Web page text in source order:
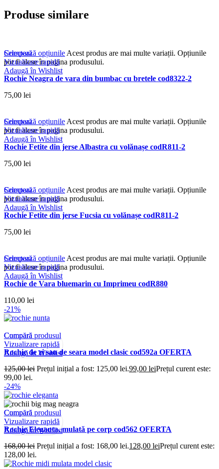
Produse similare
Compară
Vizualizare rapidă
Adaugă în Wishlist
Selectează opțiunile Acest produs are mai multe variații. Opțiunile
pot fi alese în pagina produsului.
Rochie Neagra de vara din bumbac cu bretele cod8322-2
75,00 lei
Compară
Vizualizare rapidă
Adaugă în Wishlist
Selectează opțiunile Acest produs are mai multe variații. Opțiunile
pot fi alese în pagina produsului.
Rochie Fetite din jerse Albastra cu volănașe codR811-2
75,00 lei
Compară
Vizualizare rapidă
Adaugă în Wishlist
Selectează opțiunile Acest produs are mai multe variații. Opțiunile
pot fi alese în pagina produsului.
Rochie Fetite din jerse Fucsia cu volănașe codR811-2
75,00 lei
Compară
Vizualizare rapidă
Adaugă în Wishlist
Selectează opțiunile Acest produs are mai multe variații. Opțiunile
pot fi alese în pagina produsului.
Rochie de Vara bluemarin cu Imprimeu codR880
110,00 lei
-21%
Compară
Vizualizare rapidă
Adaugă în Wishlist
Cumpără produsul
Rochie de zi sau de seara model clasic cod592a OFERTA
125,00lei Prețul inițial a fost: 125,00 lei.99,00 leiPrețul curent este:
99,00 lei.
-24%
Compară
Vizualizare rapidă
Adaugă în Wishlist
Cumpără produsul
Rochie Eleganta, mulată pe corp cod562 OFERTA
168,00lei Prețul inițial a fost: 168,00 lei.128,00 leiPrețul curent este:
128,00 lei.